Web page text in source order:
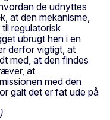
de udnyttes
at den mekanisme,
regulatorisk
ubrugt hen i en
derfor vigtigt, at
med, at den findes
at
med den
galt det er fat ude på